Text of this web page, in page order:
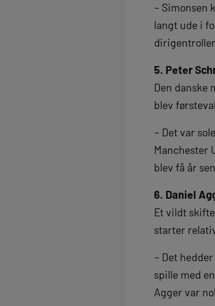
– Simonsen
langt ude i
5. Peter
Den danske
blev
– Det var
Manchester
blev få år
6. Daniel
Et vildt
starter
– Det
spille med
Agger var